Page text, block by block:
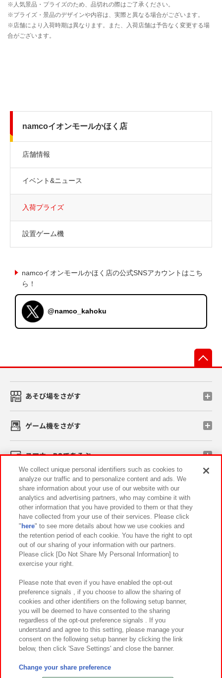
namcoイオンモールかほく店
店舗情報
イベント&ニュース
入荷プライズ
設置ゲーム機
namcoイオンモールかほく店の公式SNSアカウントはこち
ら！
@namco_kahoku
あそび場をさがす
ゲーム機をさがす
スマホ・PCであそぶ
イベント・キャンペーン
関連会社 サステナビリティ サイトポリシー
プライバシーポリシー ウェブアクセシビリティ方針と検証結果
お取引先さまとともに
カスタマーハラスメント対応方針 よくあるご質問・お問い合わせ
©Bandai Namco Amusement Inc.
©Bandai Namco Amusement Lab Inc.
We collect unique personal identifiers such as cookies to
analyze our traffic and to personalize content and ads. We
share information about your use of our website with our
analytics and advertising partners, who may combine it with
other information that you have provided to them or that they
have collected from your use of their services. Please click
" here" to see more details about how we use cookies and
the retention period of each cookie. You have the right to opt
out of our sharing of your information with our partners.
Please click [Do Not Share My Personal Information] to
exercise your right.
Please note that even if you have enabled the opt-out
preference signals , if you choose to allow the sharing of
cookies and other identifiers on the following setup banner,
you will be deemed to have consented to the sharing
regardless of the opt-out preference signals . If you
understand and agree to this setting, please manage your
consent on the following setup banner by clicking the link
below, then click 'Save Settings' and close the banner.
Change your share preference